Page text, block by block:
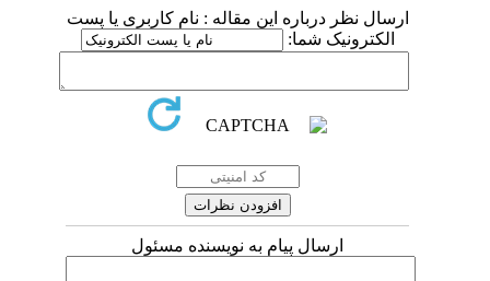
ارسال نظر درباره این مقاله : نام کاربری یا پست
الکترونیک شما:
ارسال پیام به نویسنده مسئول